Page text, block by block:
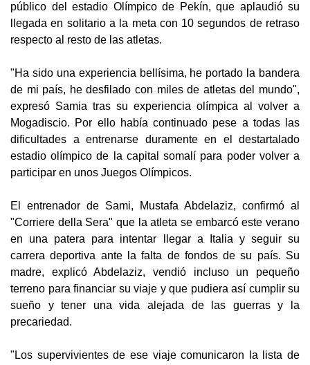
público del estadio Olímpico de Pekín, que aplaudió su
llegada en solitario a la meta con 10 segundos de retraso
respecto al resto de las atletas.
"Ha sido una experiencia bellísima, he portado la bandera
de mi país, he desfilado con miles de atletas del mundo",
expresó Samia tras su experiencia olímpica al volver a
Mogadiscio. Por ello había continuado pese a todas las
dificultades a entrenarse duramente en el destartalado
estadio olímpico de la capital somalí para poder volver a
participar en unos Juegos Olímpicos.
El entrenador de Sami, Mustafa Abdelaziz, confirmó al
"Corriere della Sera" que la atleta se embarcó este verano
en una patera para intentar llegar a Italia y seguir su
carrera deportiva ante la falta de fondos de su país. Su
madre, explicó Abdelaziz, vendió incluso un pequeño
terreno para financiar su viaje y que pudiera así cumplir su
sueño y tener una vida alejada de las guerras y la
precariedad.
"Los supervivientes de ese viaje comunicaron la lista de